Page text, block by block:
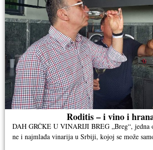
Roditis – i vino i
DAH GRČKE U VINARIJI BREG „Breg“, jedna
ne i najmlađa vinarija u Srbiji, kojoj se može